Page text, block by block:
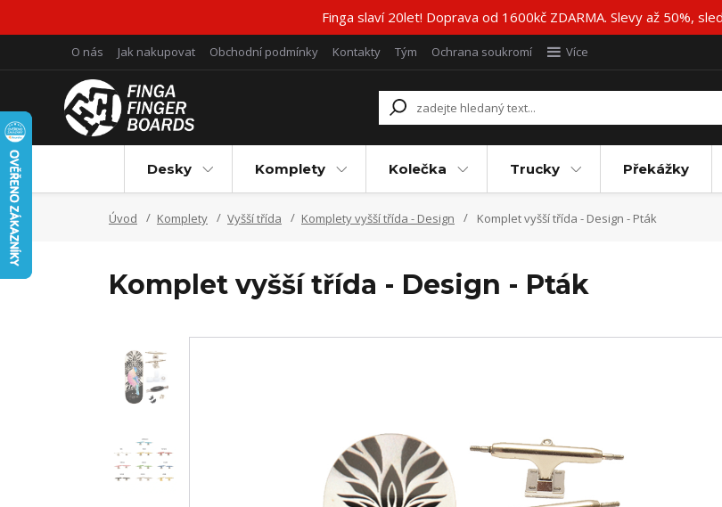
Finga slaví 20let! Doprava od 1600kč ZDARMA. Slevy až 50%,
O nás Jak nakupovat Obchodní podmínky Kontakty Tým Ochrana soukromí Více
Desky Komplety Kolečka Trucky Překážky
Úvod Komplety Vyšší třída Komplety vyšší třída - Design Komplet vyšší třída - Design - Pták
Komplet vyšší třída - Design - Pták